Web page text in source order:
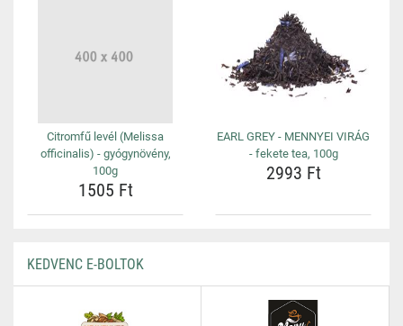
Citromfű levél (Melissa
officinalis) - gyógynövény,
100g
1505 Ft
EARL GREY - MENNYEI VIRÁG
- fekete tea, 100g
2993 Ft
KEDVENC E-BOLTOK